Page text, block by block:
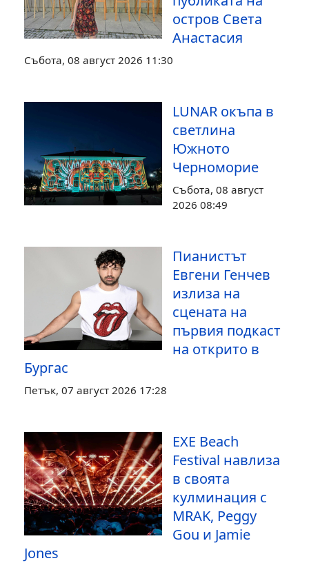
остров Света
Анастасия
Събота, 08 август 2026 11:30
LUNAR окъпа в
светлина
Южното
Черноморие
Събота, 08 август
2026 08:49
Пианистът
Евгени Генчев
излиза на
сцената на
първия подкаст
на открито в
Бургас
Петък, 07 август 2026 17:28
EXE Beach
Festival навлиза
в своята
кулминация с
MRAK, Peggy
Gou и Jamie
Jones